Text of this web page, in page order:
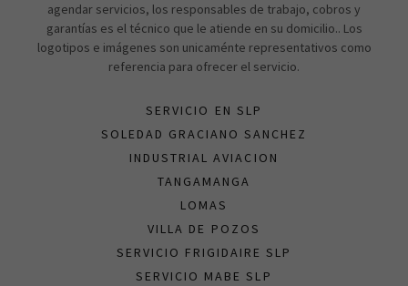
agendar servicios, los responsables de trabajo, cobros y
garantías es el técnico que le atiende en su domicilio.. Los
logotipos e imágenes son unicaménte representativos como
referencia para ofrecer el servicio.
SERVICIO EN SLP
SOLEDAD GRACIANO SANCHEZ
INDUSTRIAL AVIACION
TANGAMANGA
LOMAS
VILLA DE POZOS
SERVICIO FRIGIDAIRE SLP
SERVICIO MABE SLP